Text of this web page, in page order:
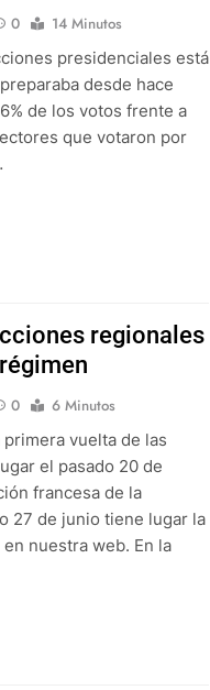
0
14 Minutos
presidenciales está
desde hace
de los votos frente a
que votaron por
regionales
0
6 Minutos
vuelta de las
el pasado 20 de
francesa de la
27 de junio tiene lugar la
nuestra web. En la